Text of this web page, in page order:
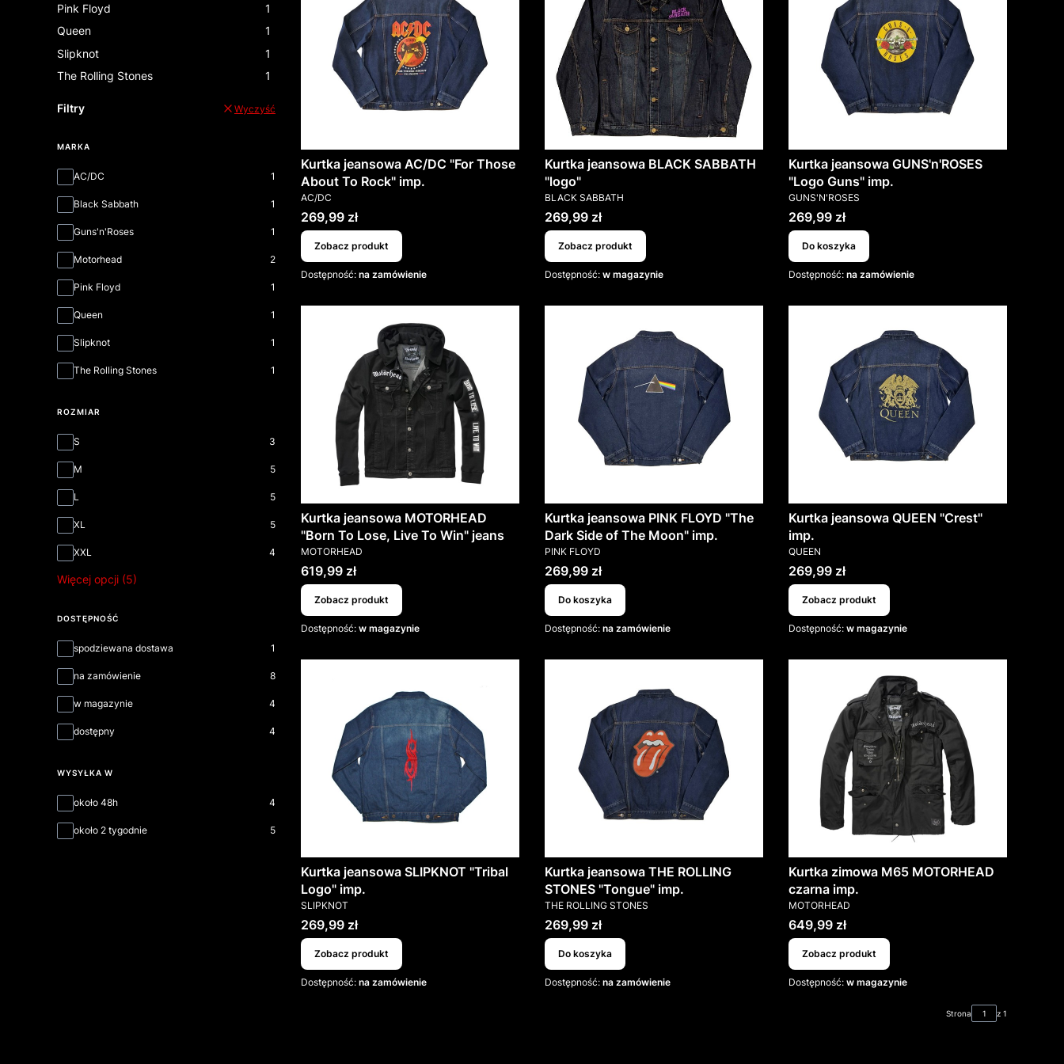
Pink Floyd
1
Queen
1
Slipknot
1
The Rolling Stones
1
Filtry Wyczyść
MARKA
MarkaAC/DC 1
Black Sabbath 1
Guns'n'Roses 1
Motorhead 2
Pink Floyd 1
Queen 1
Slipknot 1
The Rolling Stones 1
ROZMIAR
Rozmiar
S 3
M 5
L 5
XL 5
XXL 4
Więcej opcji (5)
DOSTĘPNOŚĆ
Dostępność
spodziewana dostawa 1
na zamówienie 8
w magazynie 4
dostępny 4
WYSYŁKA W
Wysyłka w
około 48h 4
około 2 tygodnie 5
Kurtka jeansowa AC/DC "For Those
About To Rock" imp.
PRODUCENT
AC/DC
Cena
269,99 zł
Zobacz produkt
Dostępność: na zamówienie
Kurtka jeansowa BLACK SABBATH
"logo"
PRODUCENT
BLACK SABBATH
Cena
269,99 zł
Zobacz produkt
Dostępność: w magazynie
Kurtka jeansowa GUNS'n'ROSES
"Logo Guns" imp.
PRODUCENT
GUNS'N'ROSES
Cena
269,99 zł
Do koszyka
Dostępność: na zamówienie
Kurtka jeansowa MOTORHEAD
"Born To Lose, Live To Win" jeans
PRODUCENT
MOTORHEAD
Cena
619,99 zł
Zobacz produkt
Dostępność: w magazynie
Kurtka jeansowa PINK FLOYD "The
Dark Side of The Moon" imp.
PRODUCENT
PINK FLOYD
Cena
269,99 zł
Do koszyka
Dostępność: na zamówienie
Kurtka jeansowa QUEEN "Crest"
imp.
PRODUCENT
QUEEN
Cena
269,99 zł
Zobacz produkt
Dostępność: w magazynie
Kurtka jeansowa SLIPKNOT "Tribal
Logo" imp.
PRODUCENT
SLIPKNOT
Cena
269,99 zł
Zobacz produkt
Dostępność: na zamówienie
Kurtka jeansowa THE ROLLING
STONES "Tongue" imp.
PRODUCENT
THE ROLLING STONES
Cena
269,99 zł
Do koszyka
Dostępność: na zamówienie
Kurtka zimowa M65 MOTORHEAD
czarna imp.
PRODUCENT
MOTORHEAD
Cena
649,99 zł
Zobacz produkt
Dostępność: w magazynie
Strona z 1